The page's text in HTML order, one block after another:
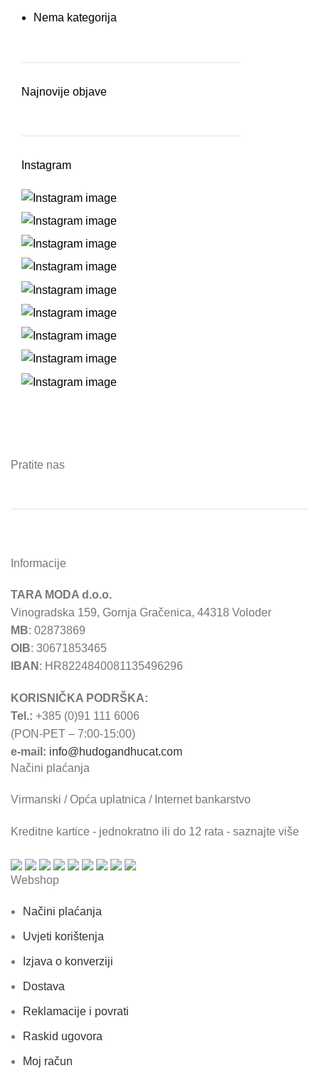
Nema kategorija
Najnovije objave
Instagram
Pratite nas
Informacije
TARA MODA d.o.o.
Vinogradska 159, Gornja Gračenica, 44318 Voloder
MB: 02873869
OIB: 30671853465
IBAN : HR8224840081135496296
KORISNIČKA PODRŠKA:
Tel.: +385 (0)91 111 6006
(PON-PET – 7:00-15:00)
e-mail: info@hudogandhucat.com
Načini plaćanja
Virmanski / Opća uplatnica / Internet bankarstvo
Kreditne kartice - jednokratno ili do 12 rata - saznajte više
Webshop
Načini plaćanja
Uvjeti korištenja
Izjava o konverziji
Dostava
Reklamacije i povrati
Raskid ugovora
Moj račun